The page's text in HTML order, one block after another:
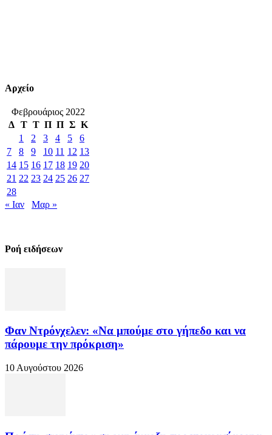
Αρχείο
Φεβρουάριος 2022
Δ Τ Τ Π Π Σ Κ
1
2 3 4 5
6
7
8 9 10 11 12 13
14 15 16 17 18 19 20
21 22 23 24 25 26 27
28
« Ιαν
Μαρ »
Ροή ειδήσεων
Φαν Ντρόνχελεν: «Να μπούμε στο γήπεδο και να
πάρουμε την πρόκριση»
10 Αυγούστου 2026